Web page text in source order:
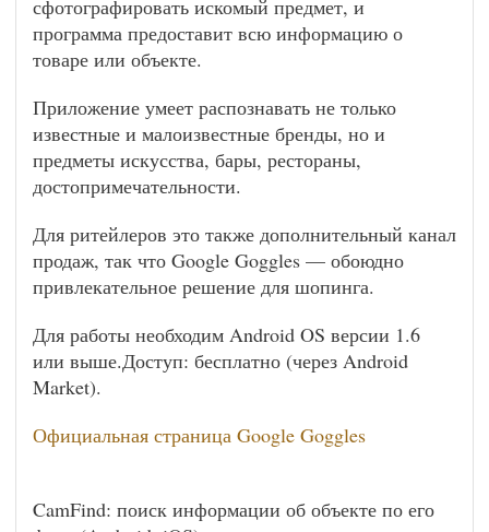
сфотографировать искомый предмет, и
программа предоставит всю информацию о
товаре или объекте.
Приложение умеет распознавать не только
известные и малоизвестные бренды, но и
предметы искусства, бары, рестораны,
достопримечательности.
Для ритейлеров это также дополнительный канал
продаж, так что Google Goggles — обоюдно
привлекательное решение для шопинга.
Для работы необходим Android OS версии 1.6
или выше.Доступ: бесплатно (через Android
Market).
Официальная страница Google Goggles
CamFind: поиск информации об объекте по его